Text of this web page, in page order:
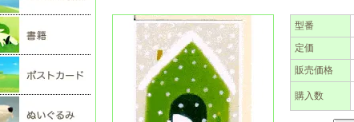
型番
定価
販売価格
購入数